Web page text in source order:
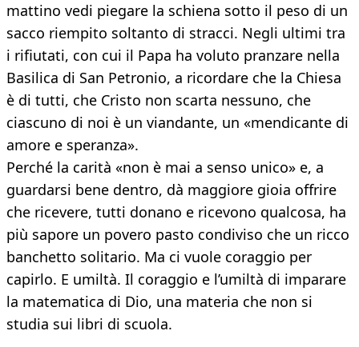
mattino vedi piegare la schiena sotto il peso di un
sacco riempito soltanto di stracci. Negli ultimi tra
i rifiutati, con cui il Papa ha voluto pranzare nella
Basilica di San Petronio, a ricordare che la Chiesa
è di tutti, che Cristo non scarta nessuno, che
ciascuno di noi è un viandante, un «mendicante di
amore e speranza».
Perché la carità «non è mai a senso unico» e, a
guardarsi bene dentro, dà maggiore gioia offrire
che ricevere, tutti donano e ricevono qualcosa, ha
più sapore un povero pasto condiviso che un ricco
banchetto solitario. Ma ci vuole coraggio per
capirlo. E umiltà. Il coraggio e l’umiltà di imparare
la matematica di Dio, una materia che non si
studia sui libri di scuola.